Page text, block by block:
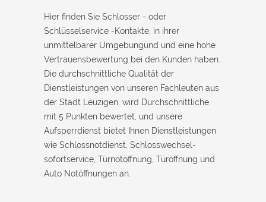
Hier finden Sie Schlosser - oder
Schlüsselservice -Kontakte, in ihrer
unmittelbarer Umgebungund und eine hohe
Vertrauensbewertung bei den Kunden haben.
Die durchschnittliche Qualität der
Dienstleistungen von unseren Fachleuten aus
der Stadt Leuzigen, wird Durchschnittliche
mit 5 Punkten bewertet, und unsere
Aufsperrdienst bietet Ihnen Dienstleistungen
wie Schlossnotdienst, Schlosswechsel-
sofortservice, Türnotöffnung, Türöffnung und
Auto Notöffnungen an.